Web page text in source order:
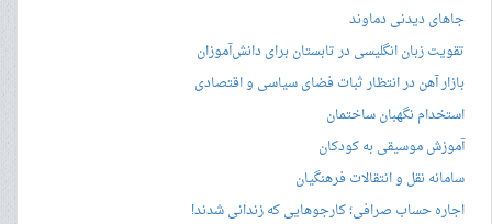
جاهای دیدنی دماوند
تقویت زبان انگلیسی در تابستان برای دانش‌آموزان
بازار آهن در انتظار ثبات فضای سیاسی و اقتصادی
استخدام نگهبان ساختمان
آموزش موسیقی به کودکان
سامانه نقل و انتقالات فرهنگیان
اجاره حساب صرافی؛ کارجوهایی که زندانی شدند!